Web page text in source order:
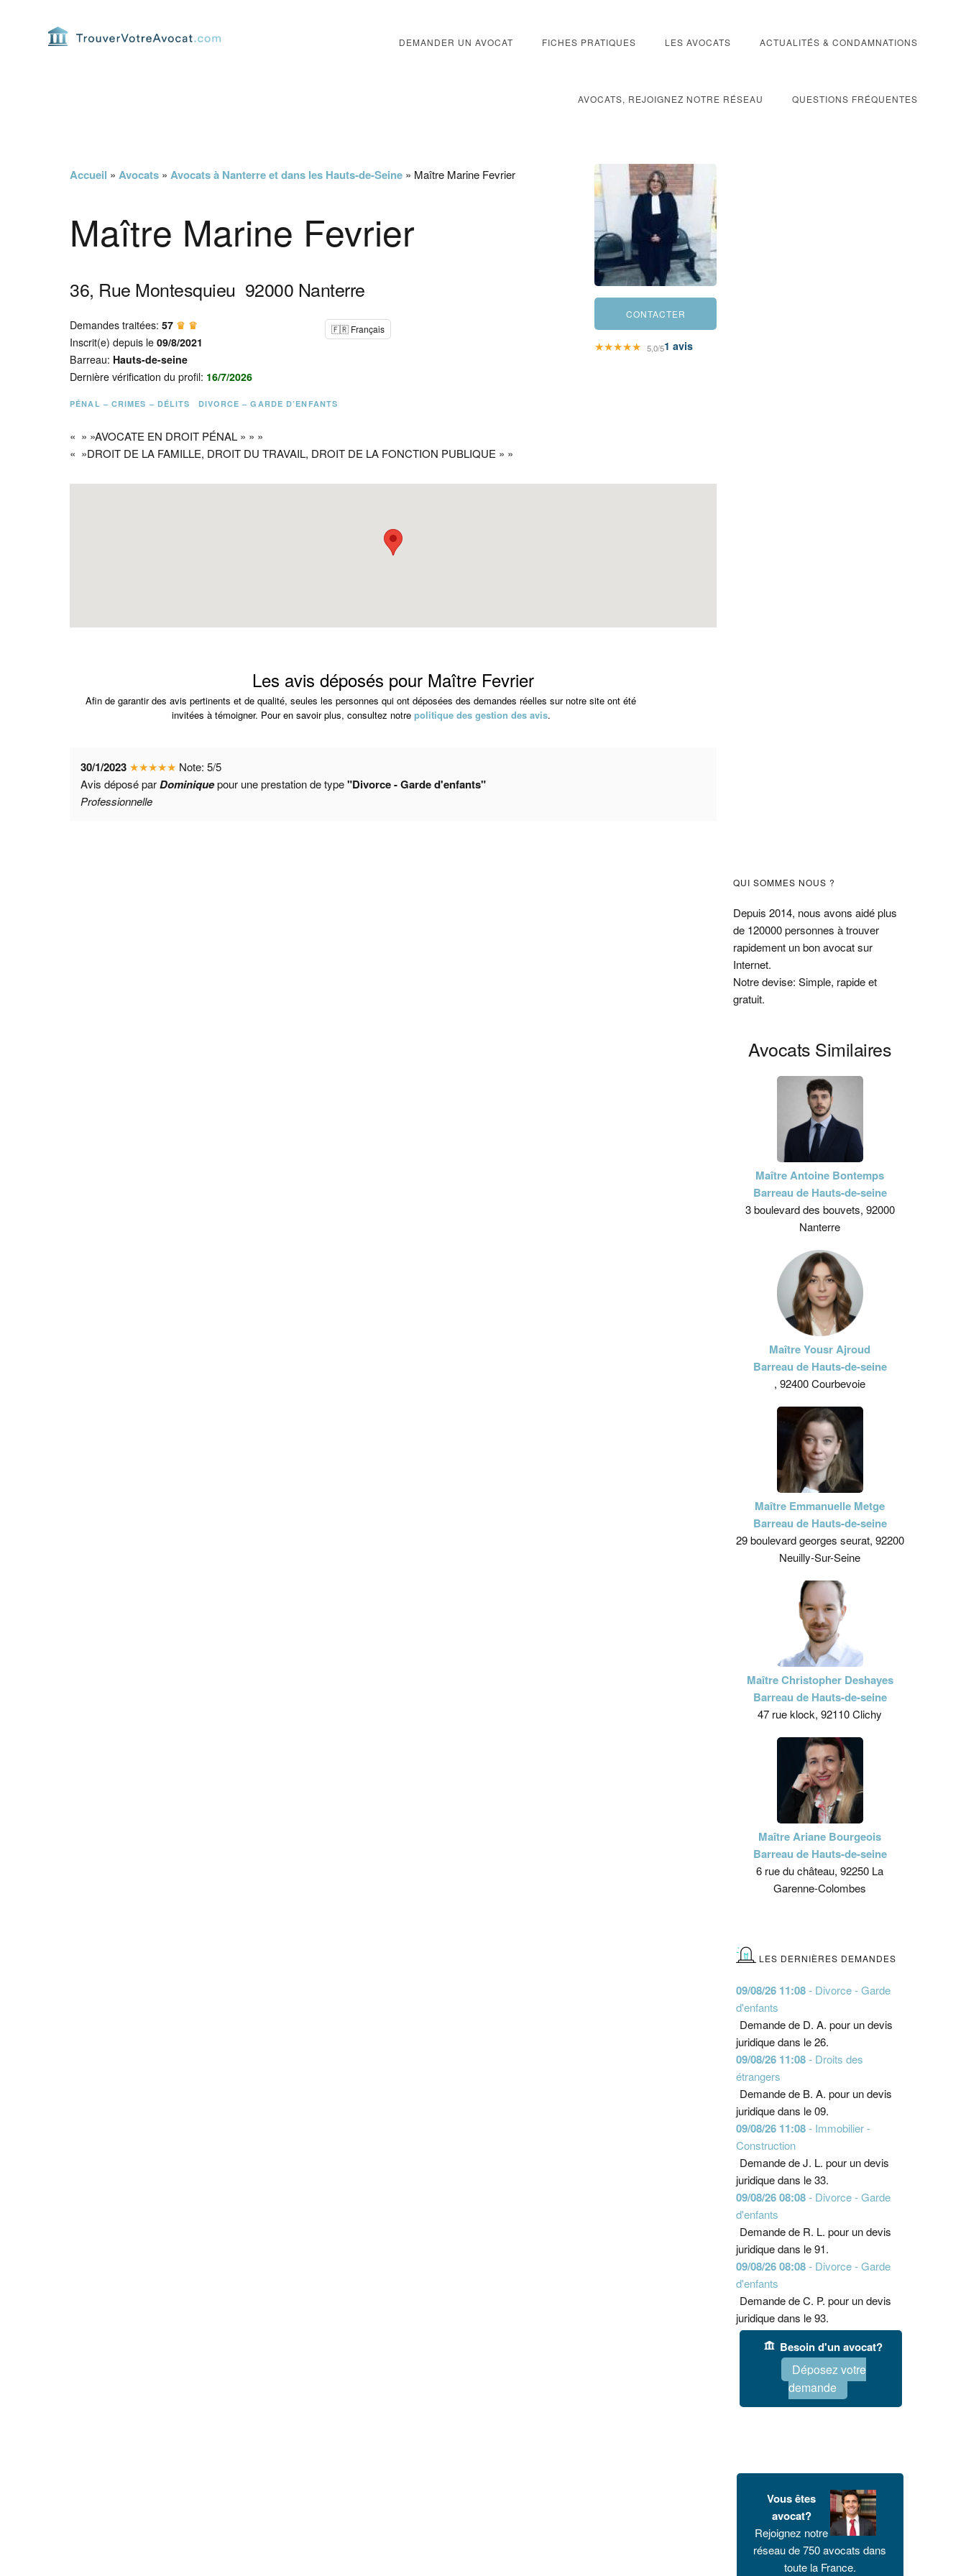
DEMANDER UN AVOCAT FICHES PRATIQUES LES AVOCATS ACTUALITÉS & CONDAMNATIONS
AVOCATS, REJOIGNEZ NOTRE RÉSEAU QUESTIONS FRÉQUENTES
★★★★★ 5,0/51 avis
Accueil » Avocats » Avocats à Nanterre et dans les Hauts-de-Seine » Maître Marine Fevrier
Maître Marine Fevrier
36, Rue Montesquieu 92000 Nanterre
Demandes traitées:57 ♛ ♛
Inscrit(e) depuis le09/8/2021
Barreau: Hauts-de-seine
Dernière vérification du profil: 16/7/2026
🇫🇷 Français
PÉNAL – CRIMES – DÉLITS DIVORCE – GARDE D’ENFANTS
« » »AVOCATE EN DROIT PÉNAL » » »
« »DROIT DE LA FAMILLE, DROIT DU TRAVAIL, DROIT DE LA FONCTION PUBLIQUE » »
Les avis déposés pour Maître Fevrier
Afin de garantir des avis pertinents et de qualité, seules les personnes qui ont déposées des demandes réelles sur notre site ont été
invitées à témoigner. Pour en savoir plus, consultez notre politique des gestion des avis.
30/1/2023 ★★★★★ Note:5/5
Avis déposé parDominiquepour une prestation de type"Divorce - Garde d'enfants"
Professionnelle
Barre
latérale
principale
QUI SOMMES NOUS ?
Depuis 2014, nous avons aidé plus
de 120000 personnes à trouver
rapidement un bon avocat sur
Internet.
Notre devise: Simple, rapide et
gratuit.
Avocats Similaires
Maître Antoine Bontemps
Barreau de Hauts-de-seine
3 boulevard des bouvets, 92000
Nanterre
Maître Yousr Ajroud
Barreau de Hauts-de-seine
, 92400 Courbevoie
Maître Emmanuelle Metge
Barreau de Hauts-de-seine
29 boulevard georges seurat, 92200
Neuilly-Sur-Seine
Maître Christopher Deshayes
Barreau de Hauts-de-seine
47 rue klock, 92110 Clichy
Maître Ariane Bourgeois
Barreau de Hauts-de-seine
6 rue du château, 92250 La
Garenne-Colombes
LES DERNIÈRES DEMANDES
09/08/26 11:08- Divorce - Garde
d'enfants
Demande de D. A. pour un devis
juridique dans le 26.
09/08/26 11:08- Droits des
étrangers
Demande de B. A. pour un devis
juridique dans le 09.
09/08/26 11:08- Immobilier -
Construction
Demande de J. L. pour un devis
juridique dans le 33.
09/08/26 08:08- Divorce - Garde
d'enfants
Demande de R. L. pour un devis
juridique dans le 91.
09/08/26 08:08- Divorce - Garde
d'enfants
Demande de C. P. pour un devis
juridique dans le 93.
Besoin d'un avocat?
Déposez votre
demande
Vous êtes
avocat?
Rejoignez notre
réseau de 750 avocats dans
toute la France.